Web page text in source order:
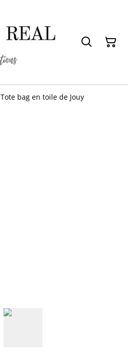
Tote bag en toile de Jouy